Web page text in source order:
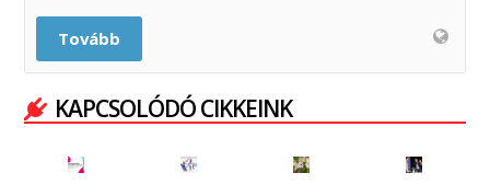
Tovább
KAPCSOLÓDÓ CIKKEINK